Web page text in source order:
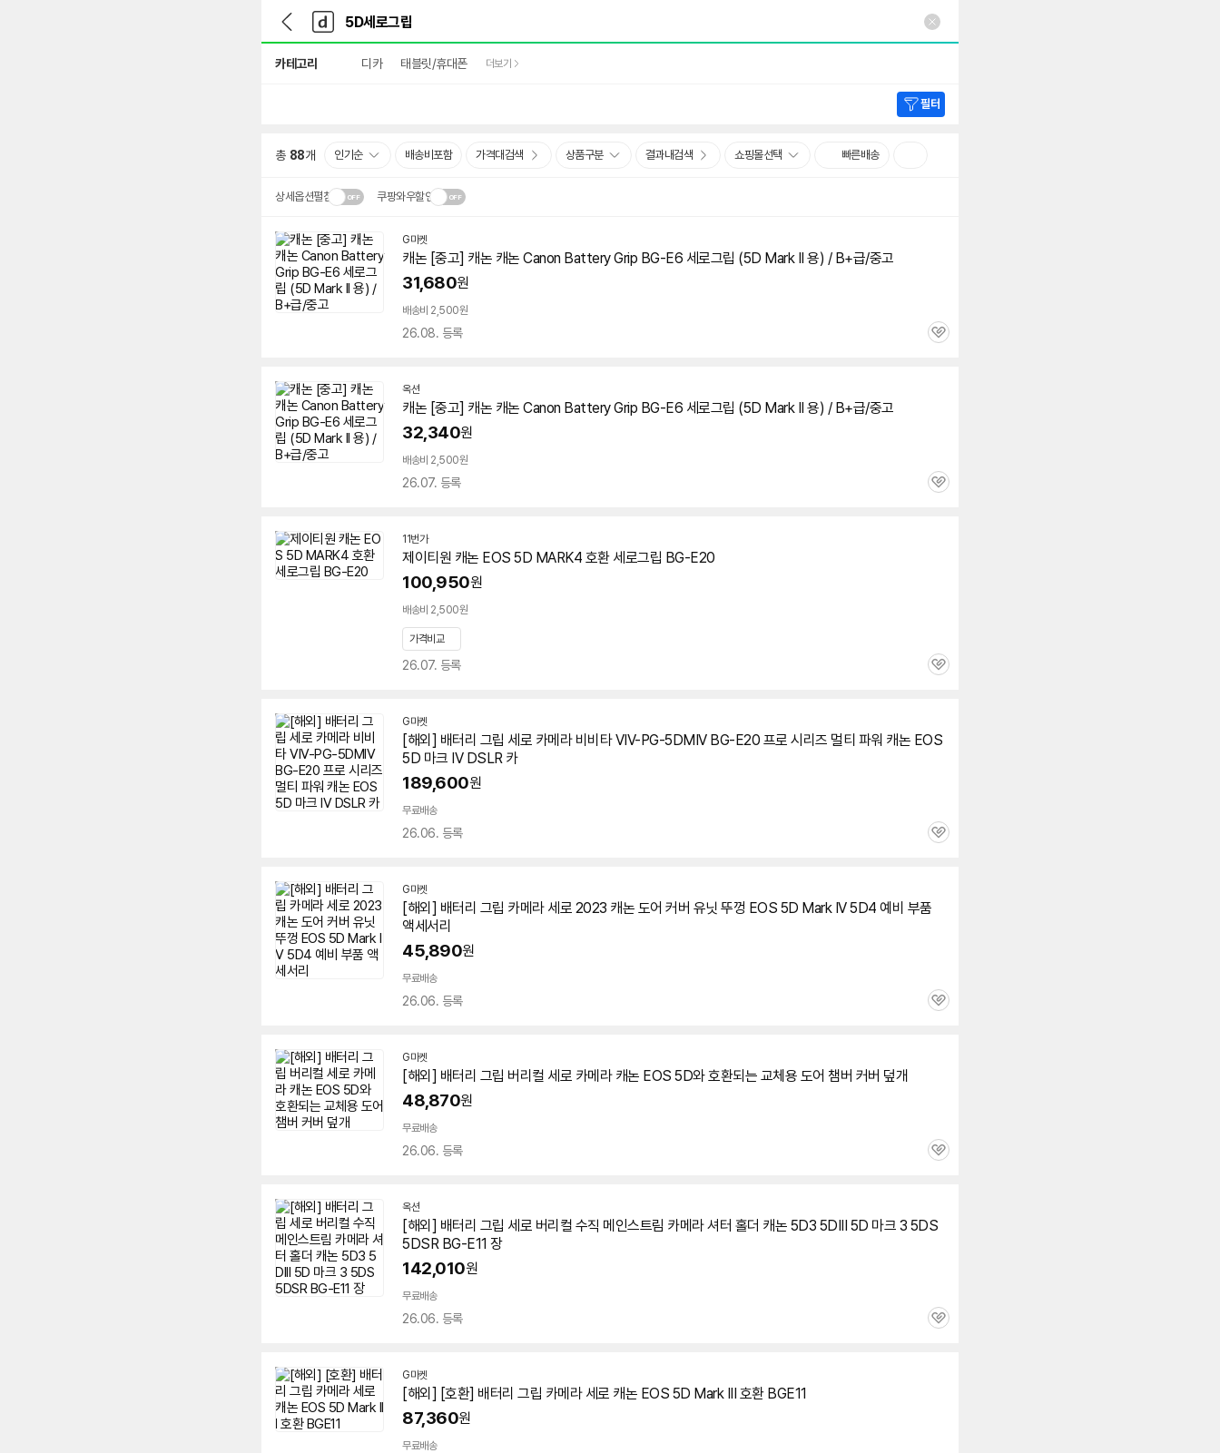
다
나
와
가
기
다
와
메
인
카테고리 디카 태블릿/휴대폰 더보기
필터
총 88개 인기순 배송비포함 가격대검색 상품구분 결과내검색 쇼핑몰선택 빠른배송
상세옵션펼침 쿠팡와우할인
설치 환경·지역에 따라
배송·설치비가 달라집니다.닫
기
G마켓
캐논 [중고] 캐논 캐논 Canon Battery Grip BG-E6 세로그립 (5D Mark II 용) / B+급/중고
31,680원
배송비 2,500원
26.08. 등록
관
옥션
캐논 [중고] 캐논 캐논 Canon Battery Grip BG-E6 세로그립 (5D Mark II 용) / B+급/중고
32,340원
배송비 2,500원
26.07. 등록
관
11번가
제이티원 캐논 EOS 5D MARK4 호환 세로그립 BG-E20
100,950원
배송비 2,500원
가격비교
26.07. 등록
관
G마켓
[해외] 배터리 그립 세로 카메라 비비타 VIV-PG-5DMIV BG-E20 프로 시리즈 멀티 파워 캐논 EOS
5D 마크 IV DSLR 카
189,600원
무료배송
26.06. 등록
관
G마켓
[해외] 배터리 그립 카메라 세로 2023 캐논 도어 커버 유닛 뚜껑 EOS 5D Mark IV 5D4 예비 부품
액세서리
45,890원
무료배송
26.06. 등록
관
G마켓
[해외] 배터리 그립 버리컬 세로 카메라 캐논 EOS 5D와 호환되는 교체용 도어 챔버 커버 덮개
48,870원
무료배송
26.06. 등록
관
옥션
[해외] 배터리 그립 세로 버리컬 수직 메인스트림 카메라 셔터 홀더 캐논 5D3 5DIII 5D 마크 3 5DS
5DSR BG-E11 장
142,010원
무료배송
26.06. 등록
관
G마켓
[해외] [호환] 배터리 그립 카메라 세로 캐논 EOS 5D Mark III 호환 BGE11
87,360원
무료배송